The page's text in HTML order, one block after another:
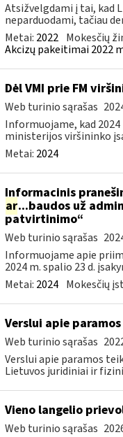
Atsižvelgdami į tai, kad
neparduodami, tačiau
Metai: 2022 Mokesčių
Akcizų pakeitimai 2022
Dėl VMI prie FM
Web turinio sąrašas
Informuojame, kad
ministerijos viršininko
Metai: 2024
Informacinis
ar...baudos už
patvirtinimo“
Web turinio sąrašas
Informuojame apie
2024 m. spalio 23 d.
Metai: 2024 Mokesčių
Verslui apie
Web turinio sąrašas
Verslui apie paramos
Lietuvos juridiniai ir
Vieno langelio
Web turinio sąrašas